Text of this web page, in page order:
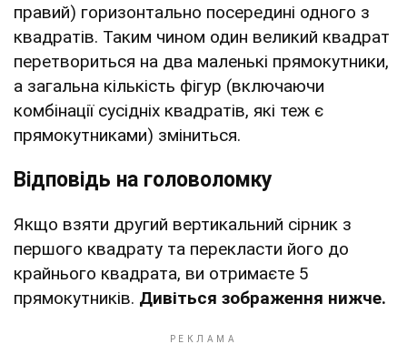
правий) горизонтально посередині одного з
квадратів. Таким чином один великий квадрат
перетвориться на два маленькі прямокутники,
а загальна кількість фігур (включаючи
комбінації сусідніх квадратів, які теж є
прямокутниками) зміниться.
Відповідь на головоломку
Якщо взяти другий вертикальний сірник з
першого квадрату та перекласти його до
крайнього квадрата, ви отримаєте 5
прямокутників. Дивіться зображення нижче.